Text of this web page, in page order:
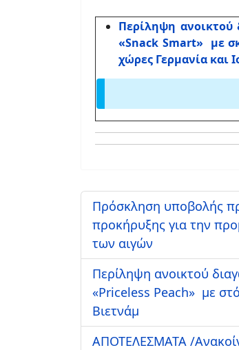
Περίληψη ανοικτού
«Snack Smart» με
χώρες Γερμανία και
Πρόσκληση υποβολής
προκήρυξης για την
των αιγών
Περίληψη ανοικτού
«Priceless Peach» με
Βιετνάμ
ΑΠΟΤΕΛΕΣΜΑΤΑ /